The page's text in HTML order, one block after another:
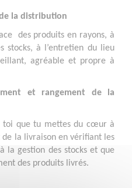
la distribution
des produits en rayons, à
stocks, à l’entretien du lieu
agréable et propre à
et rangement de la
toi que tu mettes du cœur à
de la livraison en vérifiant les
la gestion des stocks et que
des produits livrés.